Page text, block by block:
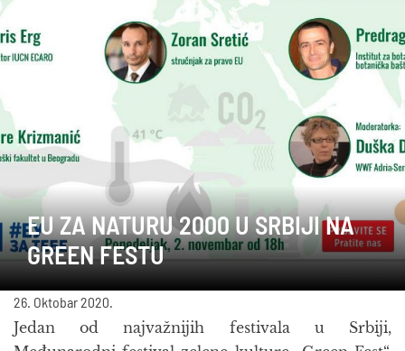
EU ZA NATURU 2000 U SRBIJI NA
GREEN FESTU
26. Oktobar 2020.
Jedan od najvažnijih festivala u Srbiji,